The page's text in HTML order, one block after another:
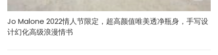
Jo Malone 2022情人节限定，超高颜值唯美透净瓶身，手写设
计幻化高级浪漫情书